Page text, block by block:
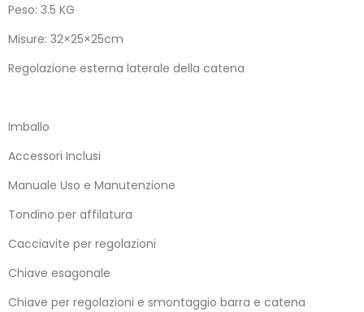
Peso: 3.5 KG
Misure: 32×25×25cm
Regolazione esterna laterale della catena
Imballo
Accessori Inclusi
Manuale Uso e Manutenzione
Tondino per affilatura
Cacciavite per regolazioni
Chiave esagonale
Chiave per regolazioni e smontaggio barra e catena